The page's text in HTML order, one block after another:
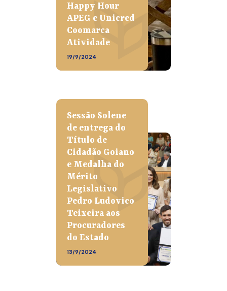
Happy Hour
APEG e Unicred
Coomarca
Atividade
19/9/2024
Sessão Solene
de entrega do
Título de
Cidadão Goiano
e Medalha do
Mérito
Legislativo
Pedro Ludovico
Teixeira aos
Procuradores
do Estado
13/9/2024